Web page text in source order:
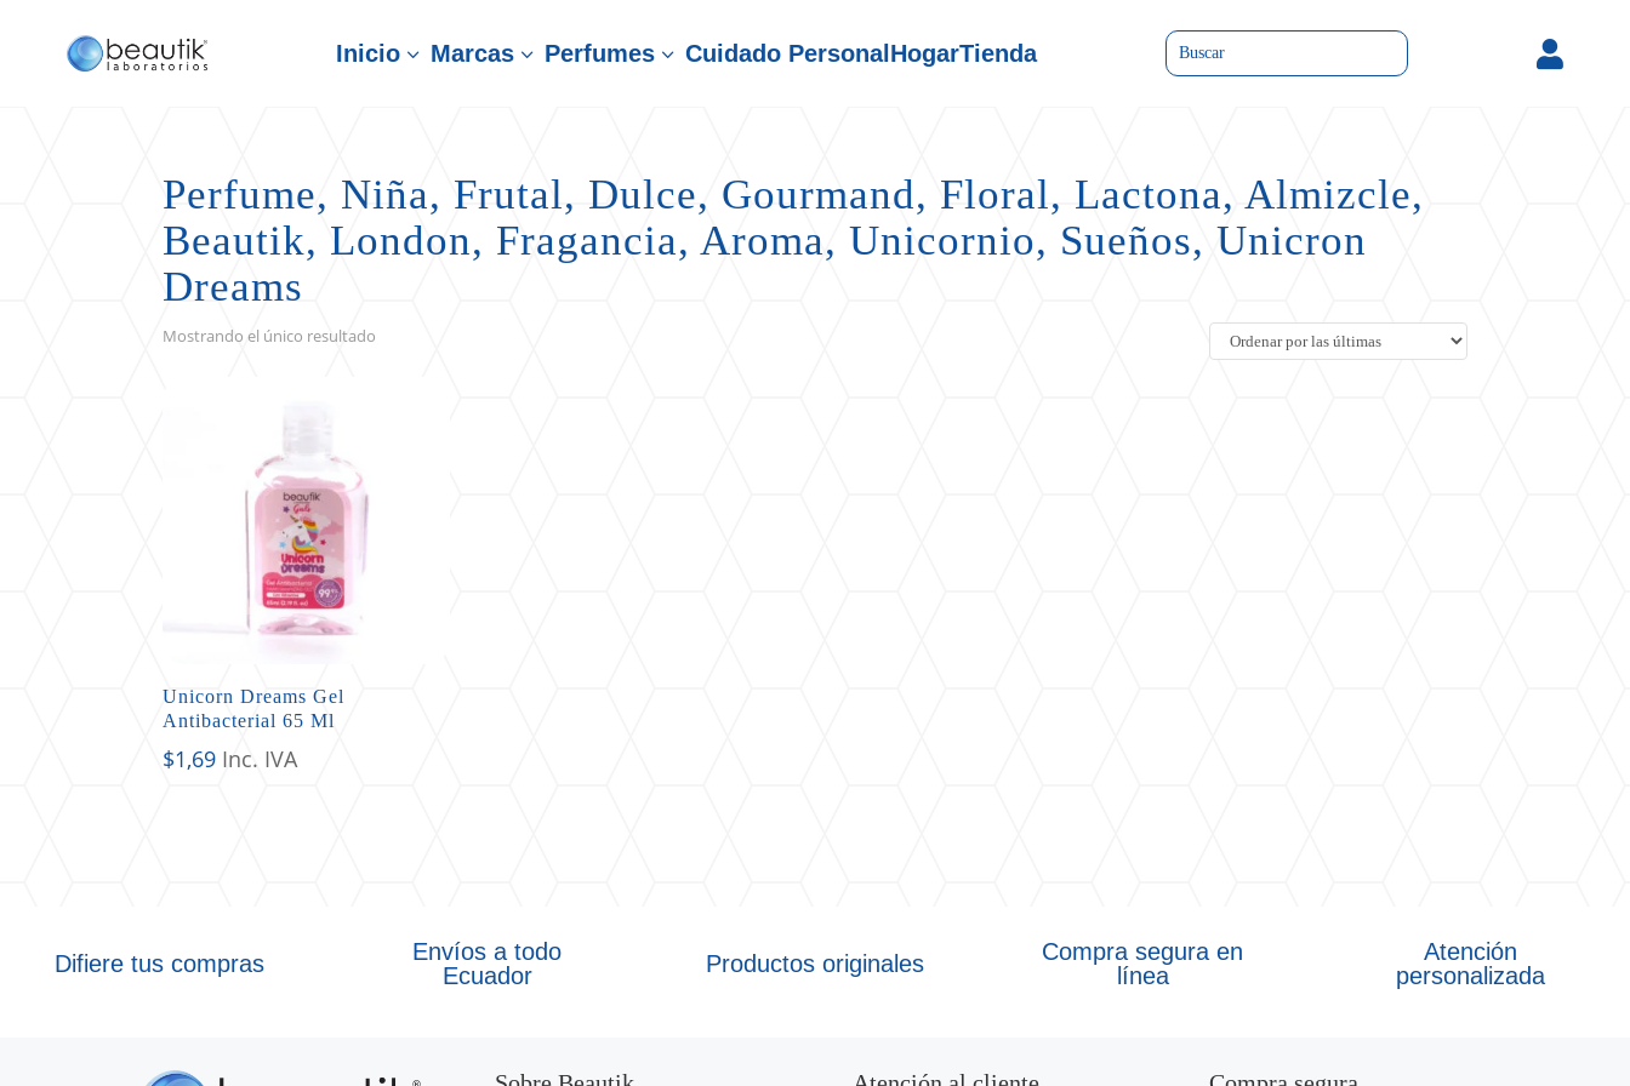
Inicio3 Marcas3 Perfumes3 Cuidado PersonalHogarTienda 
Perfume, Niña, Frutal, Dulce, Gourmand, Floral, Lactona, Almizcle,
Beautik, London, Fragancia, Aroma, Unicornio, Sueños, Unicron
Dreams
Mostrando el único resultado
Unicorn Dreams Gel
Antibacterial 65 Ml
$1,69 Inc. IVA
Difiere tus compras
Envíos a todo
Ecuador
Productos originales
Compra segura en
línea
Atención
personalizada